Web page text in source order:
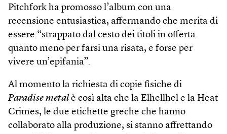
Pitchfork ha promosso l’album con una
recensione entusiastica, affermando che merita di
essere “strappato dal cesto dei titoli in offerta
quanto meno per farsi una risata, e forse per
vivere un’epifania”.
Al momento la richiesta di copie fisiche di
Paradise metal è così alta che la Elhellhel e la Heat
Crimes, le due etichette greche che hanno
collaborato alla produzione, si stanno affrettando